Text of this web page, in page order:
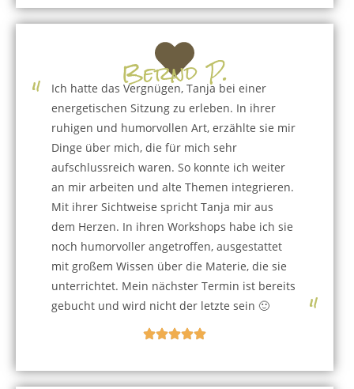
Bernd P.
"
Ich hatte das Vergnügen, Tanja bei einer
energetischen Sitzung zu erleben. In ihrer
ruhigen und humorvollen Art, erzählte sie mir
Dinge über mich, die für mich sehr
aufschlussreich waren. So konnte ich weiter
an mir arbeiten und alte Themen integrieren.
Mit ihrer Sichtweise spricht Tanja mir aus
dem Herzen. In ihren Workshops habe ich sie
noch humorvoller angetroffen, ausgestattet
mit großem Wissen über die Materie, die sie
unterrichtet. Mein nächster Termin ist bereits
gebucht und wird nicht der letzte sein 🙂
"